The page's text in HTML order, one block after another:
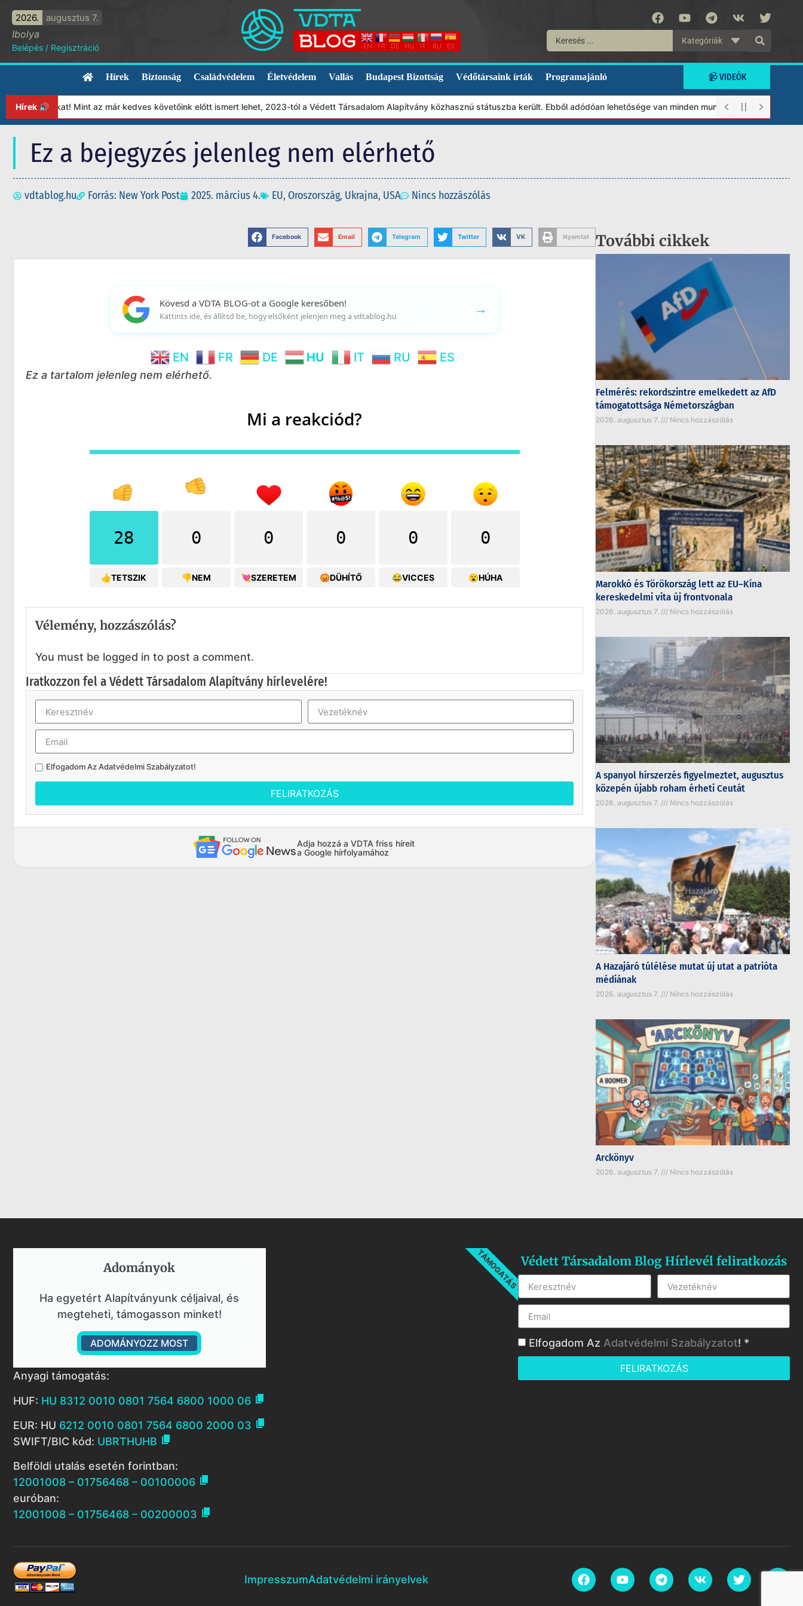
2026. augusztus 7.
Ibolya
Belépés / Regisztráció EN FR DE HU IT RU ES
Kategóriák
Hírek Biztonság Családvédelem Életvédelem Vallás Budapest Bizottság Védőtársaink írták Programajánló 📹 VIDEÓK
Hírek 🔊 Mint az már kedves követőink előtt ismert lehet, 2023-tól a Védett Társadalom Alapítvány közhasznú státuszba került. Ebből adódóan lehetősége van minden munkánkat segíteni
Ez a bejegyzés jelenleg nem elérhető
vdtablog.hu Forrás: New York Post 2025. március 4. EU, Oroszország, Ukrajna, USA Nincs hozzászólás
Facebook Email Telegram Twitter VK Nyomtat
Kövesd a VDTA BLOG-ot a Google keresőben!
Kattints ide, és állítsd be, hogy elsőként jelenjen meg a vdtablog.hu →
EN FR DE HU IT RU ES
Ez a tartalom jelenleg nem elérhető.
Mi a reakciód?
28
👍TETSZIK
0
👎NEM
0
💘SZERETEM
0
😡DÜHÍTŐ
0
😂VICCES
0
😮HÚHA
Vélemény, hozzászólás?
You must be logged in to post a comment.
Iratkozzon fel a Védett Társadalom Alapítvány hírlevelére!
Elfogadom AzAdatvédelmi Szabályzatot!
FELIRATKOZÁS
Adja hozzá a VDTA friss híreit
a Google hírfolyamához
További cikkek
Felmérés: rekordszintre emelkedett az AfD
támogatottsága Németországban
2026. augusztus 7. Nincs hozzászólás
Marokkó és Törökország lett az EU–Kína
kereskedelmi vita új frontvonala
2026. augusztus 7. Nincs hozzászólás
A spanyol hírszerzés figyelmeztet, augusztus
közepén újabb roham érheti Ceutát
2026. augusztus 7. Nincs hozzászólás
A Hazajáró túlélése mutat új utat a patrióta
médiának
2026. augusztus 7. Nincs hozzászólás
Arckönyv
2026. augusztus 7. Nincs hozzászólás
Adományok​
Ha egyetért Alapítványunk céljaival, és
megteheti, támogasson minket!
ADOMÁNYOZZ MOST
TÁMOGATÁS
Anyagi támogatás:
HUF: HU 8312 0010 0801 7564 6800 1000 06 
EUR: HU 6212 0010 0801 7564 6800 2000 03 
SWIFT/BIC kód: UBRTHUHB 
Belföldi utalás esetén forintban:
12001008 – 01756468 – 00100006 
euróban:
12001008 – 01756468 – 00200003 
Védett Társadalom Blog Hírlevél feliratkozás
Elfogadom Az Adatvédelmi Szabályzatot! *
FELIRATKOZÁS
ImpresszumAdatvédelmi irányelvek